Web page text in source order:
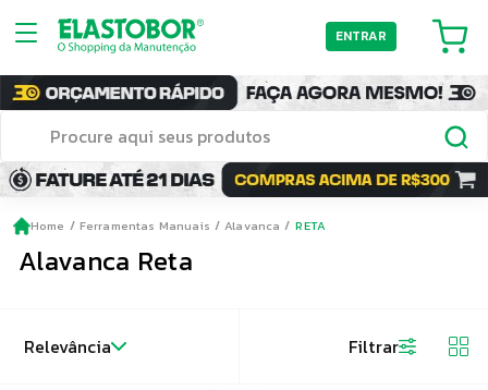
ENTRAR
Home Ferramentas Manuais Alavanca RETA
Alavanca Reta
Relevância Filtrar